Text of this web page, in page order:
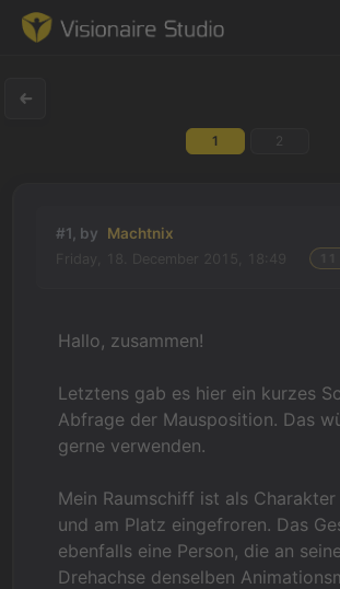
Learning
Forum
News & Stories
Downloads
1 2
#1, by Machtnix
Hallo, zusammen!
Letztens gab es hier ein kurzes
Abfrage der Mausposition. Das
gerne verwenden.
Mein Raumschiff ist als
und am Platz eingefroren. Das
ebenfalls eine Person, die an
Drehachse denselben